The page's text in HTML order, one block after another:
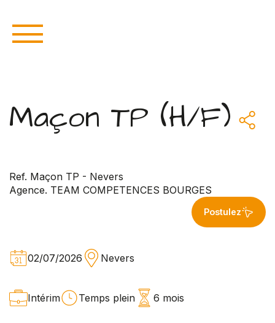
Maçon TP (H/F)
Ref. Maçon TP - Nevers
Agence. TEAM COMPETENCES BOURGES
Postulez
02/07/2026 Nevers
Intérim Temps plein 6 mois